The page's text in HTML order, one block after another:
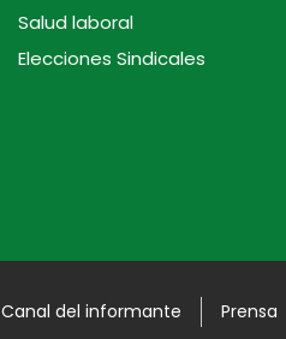
Salud laboral
Elecciones Sindicales
Canal del informante Prensa